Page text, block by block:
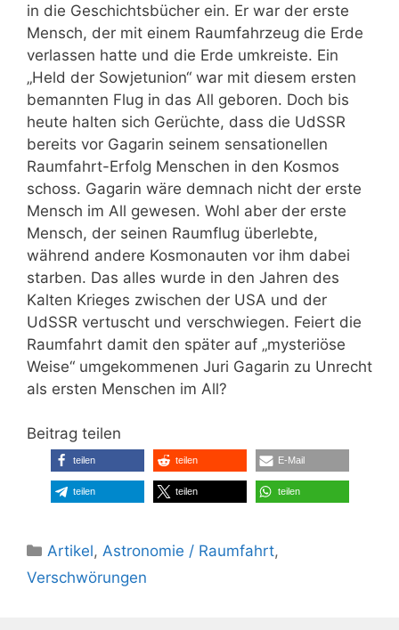
in die Geschichtsbücher ein. Er war der erste
Mensch, der mit einem Raumfahrzeug die Erde
verlassen hatte und die Erde umkreiste. Ein
„Held der Sowjetunion“ war mit diesem ersten
bemannten Flug in das All geboren. Doch bis
heute halten sich Gerüchte, dass die UdSSR
bereits vor Gagarin seinem sensationellen
Raumfahrt-Erfolg Menschen in den Kosmos
schoss. Gagarin wäre demnach nicht der erste
Mensch im All gewesen. Wohl aber der erste
Mensch, der seinen Raumflug überlebte,
während andere Kosmonauten vor ihm dabei
starben. Das alles wurde in den Jahren des
Kalten Krieges zwischen der USA und der
UdSSR vertuscht und verschwiegen. Feiert die
Raumfahrt damit den später auf „mysteriöse
Weise“ umgekommenen Juri Gagarin zu Unrecht
als ersten Menschen im All?
Beitrag teilen
teilen teilen E-Mail
teilen teilen teilen
Kategorien
Artikel,Astronomie / Raumfahrt,
Verschwörungen